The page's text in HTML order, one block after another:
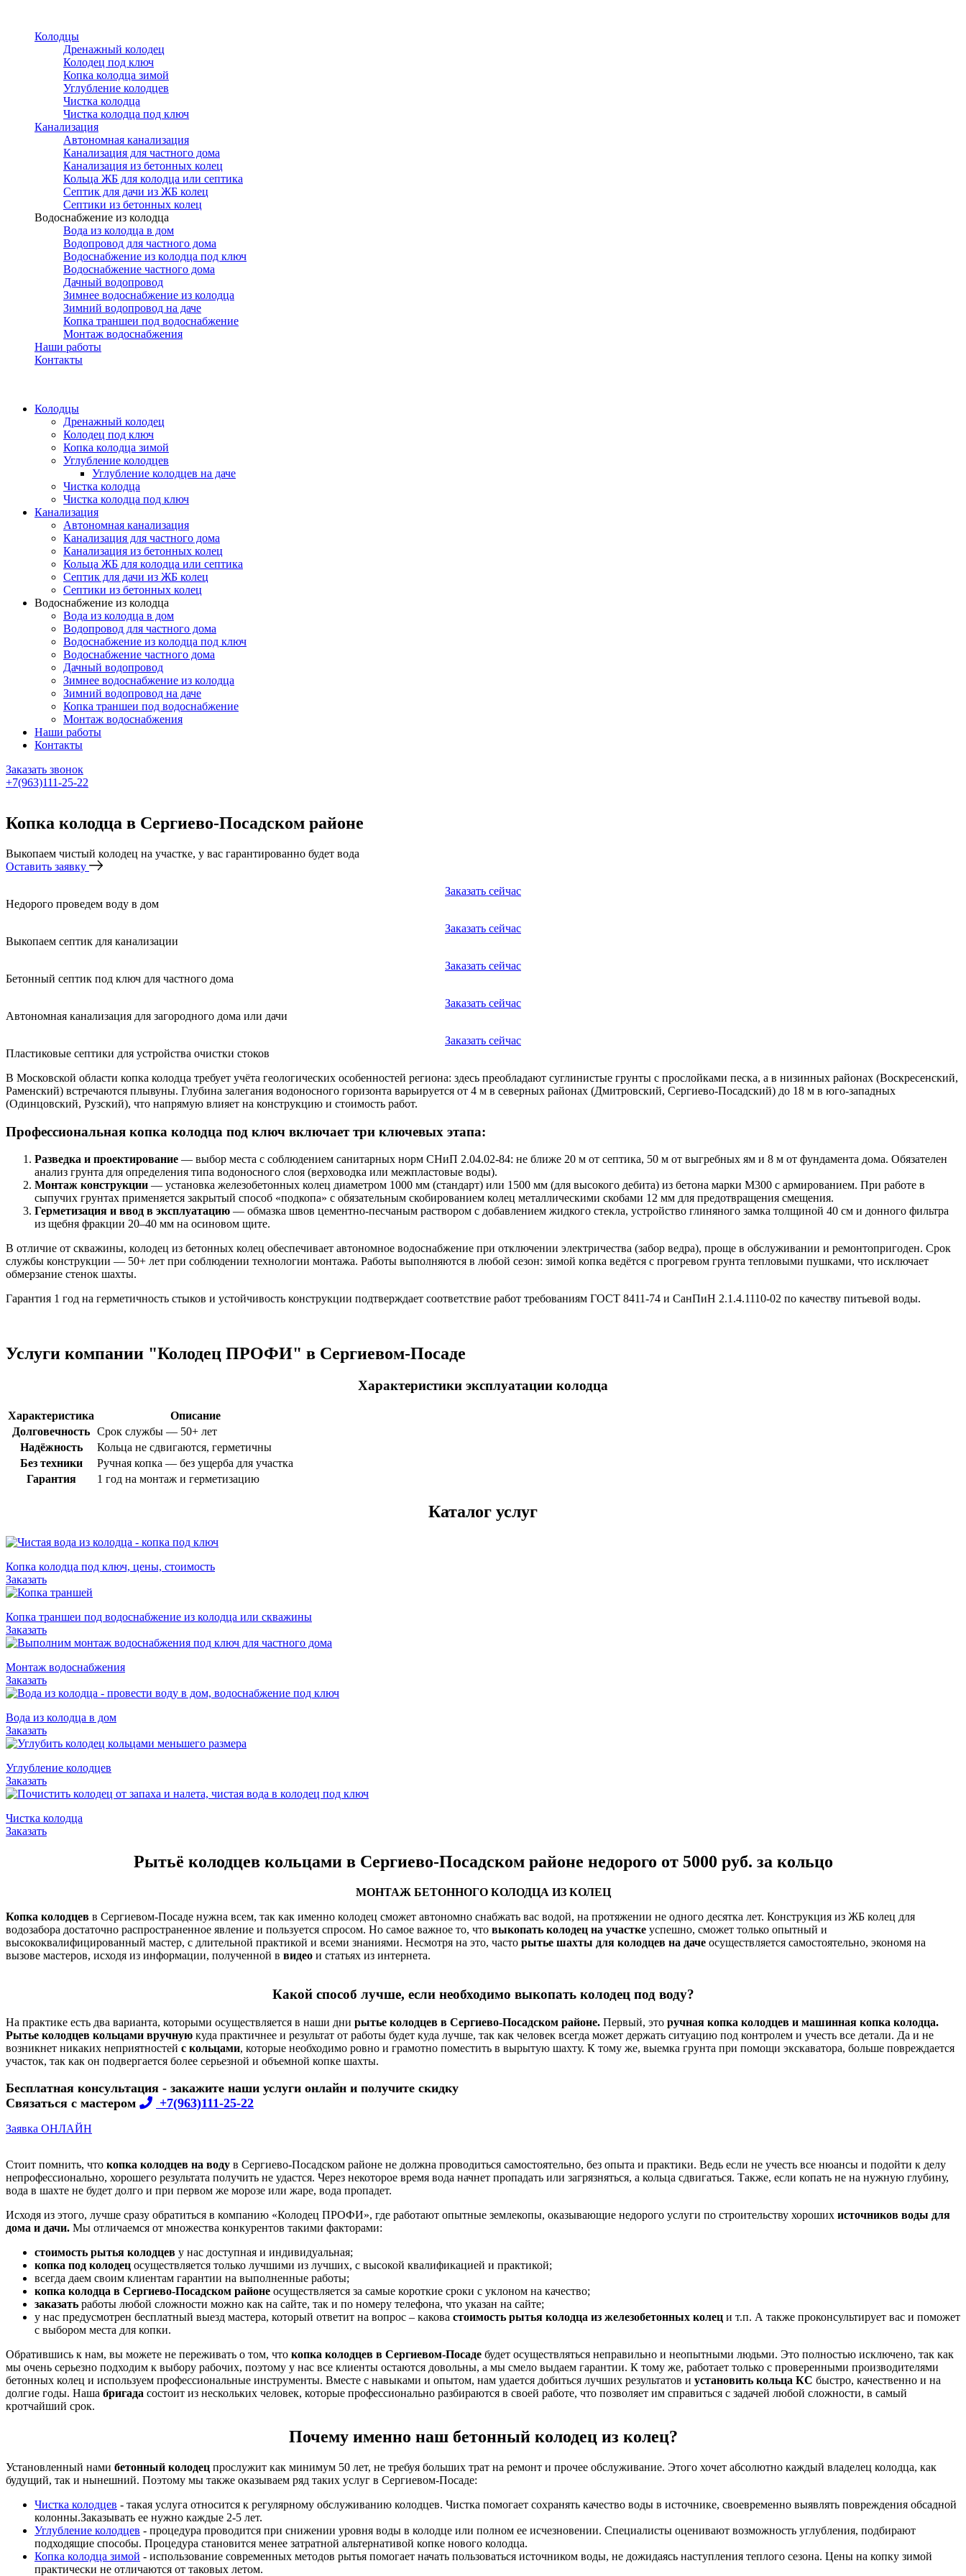
основному
содержанию
Колодцы
Дренажный колодец
Колодец под ключ
Копка колодца зимой
Углубление колодцев
Чистка колодца
Чистка колодца под ключ
Канализация
Автономная канализация
Канализация для частного дома
Канализация из бетонных колец
Кольца ЖБ для колодца или септика
Септик для дачи из ЖБ колец
Септики из бетонных колец
Водоснабжение из колодца
Вода из колодца в дом
Водопровод для частного дома
Водоснабжение из колодца под ключ
Водоснабжение частного дома
Дачный водопровод
Зимнее водоснабжение из колодца
Зимний водопровод на даче
Копка траншеи под водоснабжение
Монтаж водоснабжения
Наши работы
Контакты
Колодцы
Дренажный колодец
Колодец под ключ
Копка колодца зимой
Углубление колодцев
Углубление колодцев на даче
Чистка колодца
Чистка колодца под ключ
Канализация
Автономная канализация
Канализация для частного дома
Канализация из бетонных колец
Кольца ЖБ для колодца или септика
Септик для дачи из ЖБ колец
Септики из бетонных колец
Водоснабжение из колодца
Вода из колодца в дом
Водопровод для частного дома
Водоснабжение из колодца под ключ
Водоснабжение частного дома
Дачный водопровод
Зимнее водоснабжение из колодца
Зимний водопровод на даче
Копка траншеи под водоснабжение
Монтаж водоснабжения
Наши работы
Контакты
Заказать звонок
+7(963)111-25-22
Копка колодца в Сергиево-Посадском районе
Выкопаем чистый колодец на участке, у вас гарантированно будет вода
Оставить заявку
Заказать сейчас
Недорого проведем воду в дом
Заказать сейчас
Выкопаем септик для канализации
Заказать сейчас
Бетонный септик под ключ для частного дома
Заказать сейчас
Автономная канализация для загородного дома или дачи
Заказать сейчас
Пластиковые септики для устройства очистки стоков
В Московской области копка колодца требует учёта геологических особенностей региона: здесь преобладают суглинистые грунты с прослойками песка, а в низинных районах (Воскресенский,
Раменский) встречаются плывуны. Глубина залегания водоносного горизонта варьируется от 4 м в северных районах (Дмитровский, Сергиево-Посадский) до 18 м в юго-западных
(Одинцовский, Рузский), что напрямую влияет на конструкцию и стоимость работ.
Профессиональная копка колодца под ключ включает три ключевых этапа:
Разведка и проектирование — выбор места с соблюдением санитарных норм СНиП 2.04.02-84: не ближе 20 м от септика, 50 м от выгребных ям и 8 м от фундамента дома. Обязателен
анализ грунта для определения типа водоносного слоя (верховодка или межпластовые воды).
Монтаж конструкции — установка железобетонных колец диаметром 1000 мм (стандарт) или 1500 мм (для высокого дебита) из бетона марки М300 с армированием. При работе в
сыпучих грунтах применяется закрытый способ «подкопа» с обязательным скобированием колец металлическими скобами 12 мм для предотвращения смещения.
Герметизация и ввод в эксплуатацию — обмазка швов цементно-песчаным раствором с добавлением жидкого стекла, устройство глиняного замка толщиной 40 см и донного фильтра
из щебня фракции 20–40 мм на осиновом щите.
В отличие от скважины, колодец из бетонных колец обеспечивает автономное водоснабжение при отключении электричества (забор ведра), проще в обслуживании и ремонтопригоден. Срок
службы конструкции — 50+ лет при соблюдении технологии монтажа. Работы выполняются в любой сезон: зимой копка ведётся с прогревом грунта тепловыми пушками, что исключает
обмерзание стенок шахты.
Гарантия 1 год на герметичность стыков и устойчивость конструкции подтверждает соответствие работ требованиям ГОСТ 8411-74 и СанПиН 2.1.4.1110-02 по качеству питьевой воды.
Услуги компании "Колодец ПРОФИ" в Сергиевом-Посаде
Характеристики эксплуатации колодца
Характеристика
Описание
Долговечность Срок службы — 50+ лет
Надёжность
Кольца не сдвигаются, герметичны
Без техники
Ручная копка — без ущерба для участка
Гарантия
1 год на монтаж и герметизацию
Каталог услуг
Копка колодца под ключ, цены, стоимость
Заказать
Копка траншеи под водоснабжение из колодца или скважины
Заказать
Монтаж водоснабжения
Заказать
Вода из колодца в дом
Заказать
Углубление колодцев
Заказать
Чистка колодца
Заказать
Рытьё колодцев кольцами в Сергиево-Посадском районе недорого от 5000 руб. за кольцо
МОНТАЖ БЕТОННОГО КОЛОДЦА ИЗ КОЛЕЦ
Копка колодцев в Сергиевом-Посаде нужна всем, так как именно колодец сможет автономно снабжать вас водой, на протяжении не одного десятка лет. Конструкция из ЖБ колец для
водозабора достаточно распространенное явление и пользуется спросом. Но самое важное то, что выкопать колодец на участке успешно, сможет только опытный и
высококвалифицированный мастер, с длительной практикой и всеми знаниями. Несмотря на это, часто рытье шахты для колодцев на даче осуществляется самостоятельно, экономя на
вызове мастеров, исходя из информации, полученной в видео и статьях из интернета.
Какой способ лучше, если необходимо выкопать колодец под воду?
На практике есть два варианта, которыми осуществляется в наши дни рытье колодцев в Сергиево-Посадском районе. Первый, это ручная копка колодцев и машинная копка колодца.
Рытье колодцев кольцами вручную куда практичнее и результат от работы будет куда лучше, так как человек всегда может держать ситуацию под контролем и учесть все детали. Да и не
возникнет никаких неприятностей с кольцами, которые необходимо ровно и грамотно поместить в вырытую шахту. К тому же, выемка грунта при помощи экскаватора, больше повреждается
участок, так как он подвергается более серьезной и объемной копке шахты.
Бесплатная консультация - закажите наши услуги онлайн и получите скидку
Связаться с мастером
+7(963)111-25-22
Заявка ОНЛАЙН
Стоит помнить, что копка колодцев на воду в Сергиево-Посадском районе не должна проводиться самостоятельно, без опыта и практики. Ведь если не учесть все нюансы и подойти к делу
непрофессионально, хорошего результата получить не удастся. Через некоторое время вода начнет пропадать или загрязняться, а кольца сдвигаться. Также, если копать не на нужную глубину,
вода в шахте не будет долго и при первом же морозе или жаре, вода пропадет.
Исходя из этого, лучше сразу обратиться в компанию «Колодец ПРОФИ», где работают опытные землекопы, оказывающие недорого услуги по строительству хороших источников воды для
дома и дачи. Мы отличаемся от множества конкурентов такими факторами:
стоимость рытья колодцев у нас доступная и индивидуальная;
копка под колодец осуществляется только лучшими из лучших, с высокой квалификацией и практикой;
всегда даем своим клиентам гарантии на выполненные работы;
копка колодца в Сергиево-Посадском районе осуществляется за самые короткие сроки с уклоном на качество;
заказать работы любой сложности можно как на сайте, так и по номеру телефона, что указан на сайте;
у нас предусмотрен бесплатный выезд мастера, который ответит на вопрос – какова стоимость рытья колодца из железобетонных колец и т.п. А также проконсультирует вас и поможет
с выбором места для копки.
Обратившись к нам, вы можете не переживать о том, что копка колодцев в Сергиевом-Посаде будет осуществляться неправильно и неопытными людьми. Это полностью исключено, так как
мы очень серьезно подходим к выбору рабочих, поэтому у нас все клиенты остаются довольны, а мы смело выдаем гарантии. К тому же, работает только с проверенными производителями
бетонных колец и используем профессиональные инструменты. Вместе с навыками и опытом, нам удается добиться лучших результатов и установить кольца КС быстро, качественно и на
долгие годы. Наша бригада состоит из нескольких человек, которые профессионально разбираются в своей работе, что позволяет им справиться с задачей любой сложности, в самый
кротчайший срок.
Почему именно наш бетонный колодец из колец?
Установленный нами бетонный колодец прослужит как минимум 50 лет, не требуя больших трат на ремонт и прочее обслуживание. Этого хочет абсолютно каждый владелец колодца, как
будущий, так и нынешний. Поэтому мы также оказываем ряд таких услуг в Сергиевом-Посаде:
Чистка колодцев - такая услуга относится к регулярному обслуживанию колодцев. Чистка помогает сохранять качество воды в источнике, своевременно выявлять повреждения обсадной
колонны.Заказывать ее нужно каждые 2-5 лет.
Углубление колодцев - процедура проводится при снижении уровня воды в колодце или полном ее исчезновении. Специалисты оценивают возможность углубления, подбирают
подходящие способы. Процедура становится менее затратной альтернативой копке нового колодца.
Копка колодца зимой - использование современных методов рытья помогает начать пользоваться источником воды, не дожидаясь наступления теплого сезона. Цены на копку зимой
практически не отличаются от таковых летом.